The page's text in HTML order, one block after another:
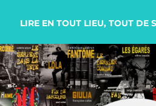
LIRE EN TOUT LIEU, TOUT DE